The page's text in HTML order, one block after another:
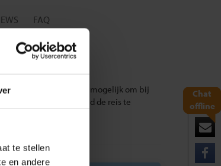
te stellen
en andere
Chat
offline
FAQ
(3 Weken).
Daarnaast is het mogelijk om bij
op eigen gelegenheid de reis te